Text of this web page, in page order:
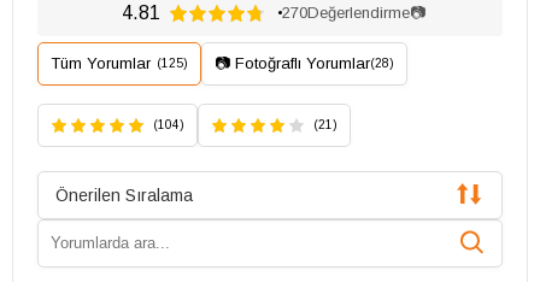
4.81 270Değerlendirme📷
Tüm Yorumlar (125) 📷 Fotoğraflı Yorumlar(28)
(104) (21)
Önerilen Sıralama